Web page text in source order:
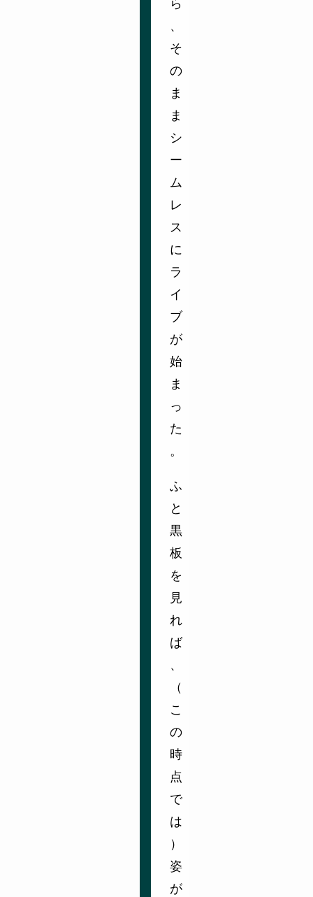
ら
、
そ
の
ま
ま
シ
ー
ム
レ
ス
に
ラ
イ
ブ
が
始
ま
っ
た
。
ふ
と
黒
板
を
見
れ
ば
、
（
こ
の
時
点
で
は
）
姿
が